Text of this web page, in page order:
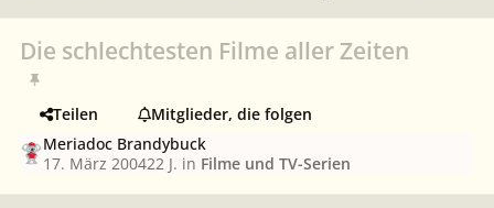
Die schlechtesten Filme aller Zeiten
Teilen
Mitglieder, die folgen
Meriadoc Brandybuck
17. März 200422 J. in Filme und TV-Serien